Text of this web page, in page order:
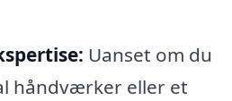
Uanset om du
håndværker eller et